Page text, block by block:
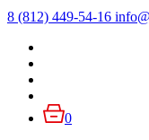
8 (812) 449-54-16 info@
0